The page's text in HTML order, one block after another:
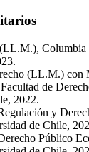
(LL.M.) con
de
2022.
y
de Chile,
Público